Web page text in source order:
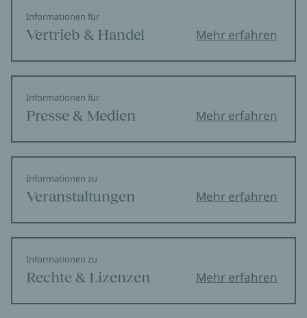
Informationen für
Vertrieb & Handel Mehr erfahren
Informationen für
Presse & Medien Mehr erfahren
Informationen zu
Veranstaltungen Mehr erfahren
Informationen zu
Rechte & Lizenzen Mehr erfahren